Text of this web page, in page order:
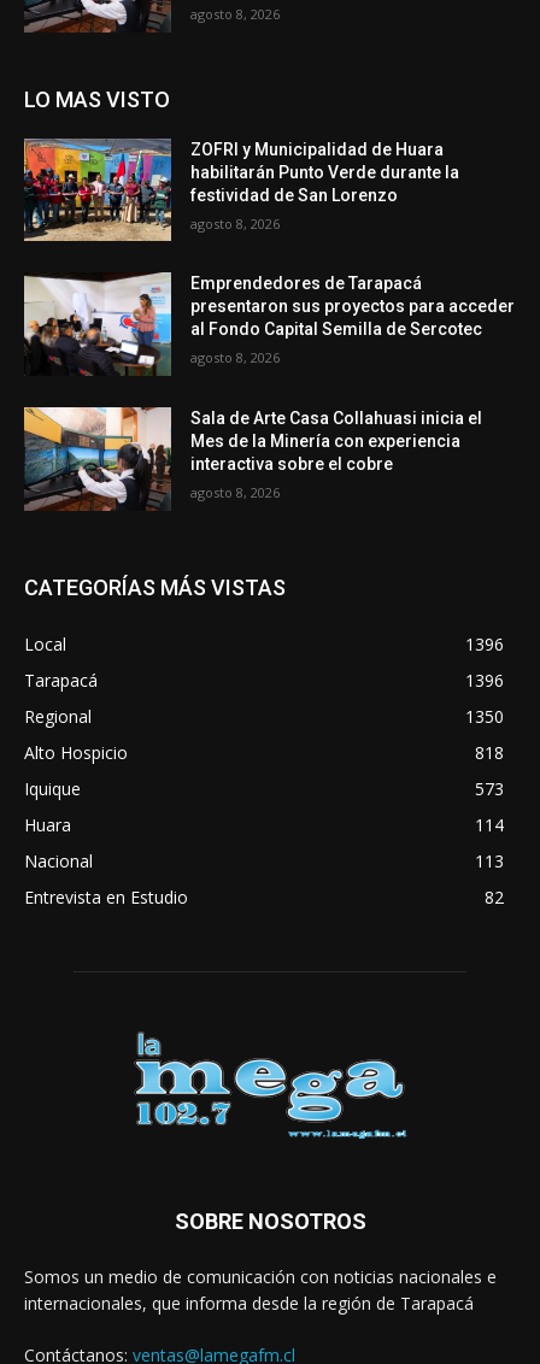
agosto 8, 2026
LO MAS VISTO
ZOFRI y Municipalidad de Huara
habilitarán Punto Verde durante la
festividad de San Lorenzo
agosto 8, 2026
Emprendedores de Tarapacá
presentaron sus proyectos para acceder
al Fondo Capital Semilla de Sercotec
agosto 8, 2026
Sala de Arte Casa Collahuasi inicia el
Mes de la Minería con experiencia
interactiva sobre el cobre
agosto 8, 2026
CATEGORÍAS MÁS VISTAS
Local
1396
Tarapacá
1396
Regional
1350
Alto Hospicio
818
Iquique
573
Huara
114
Nacional
113
Entrevista en Estudio
82
SOBRE NOSOTROS
Somos un medio de comunicación con noticias nacionales e
internacionales, que informa desde la región de Tarapacá
Contáctanos: ventas@lamegafm.cl